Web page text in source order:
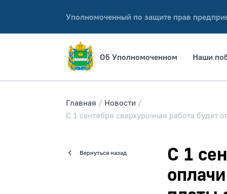
Уполномоченный по защите прав
Об Уполномоченном Наши
Главная
Новости
С 1 сентября сверхурочная работа
Вернуться назад
С 1